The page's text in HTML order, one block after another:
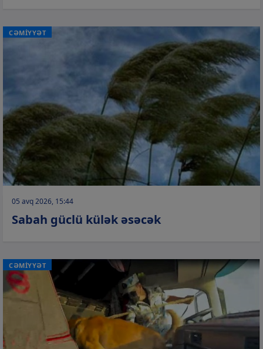
CƏMİYYƏT
05 avq 2026, 15:44
Sabah güclü külək əsəcək
CƏMİYYƏT